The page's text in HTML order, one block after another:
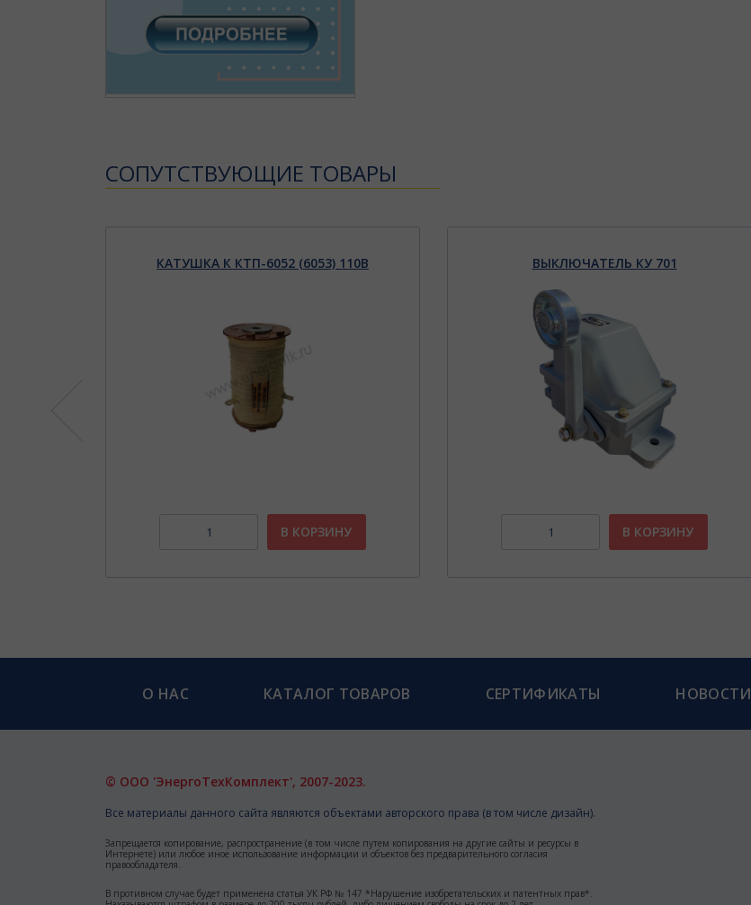
CОПУТСТВУЮЩИЕ ТОВАРЫ
КАТУШКА К КТП-6052 (6053) 110В
В КОРЗИНУ
ВЫКЛЮЧАТЕЛЬ КУ 701
В КОРЗИНУ
О НАС КАТАЛОГ ТОВАРОВ СЕРТИФИКАТЫ НОВОСТИ
© ООО 'ЭнергоТехКомплект', 2007-2023.
Все материалы данного сайта являются объектами авторского права (в том числе дизайн).
Запрещается копирование, распространение (в том числе путем копирования на другие сайты и ресурсы в
Интернете) или любое иное использование информации и объектов без предварительного согласия
правообладателя.
В противном случае будет применена статья УК РФ № 147 *Нарушение изобретательских и патентных прав*.